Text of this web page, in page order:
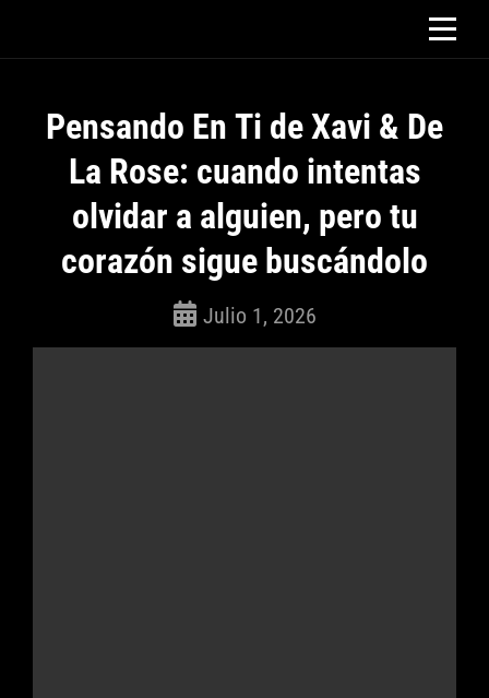
Pensando En Ti de Xavi & De
La Rose: cuando intentas
olvidar a alguien, pero tu
corazón sigue buscándolo
Julio 1, 2026